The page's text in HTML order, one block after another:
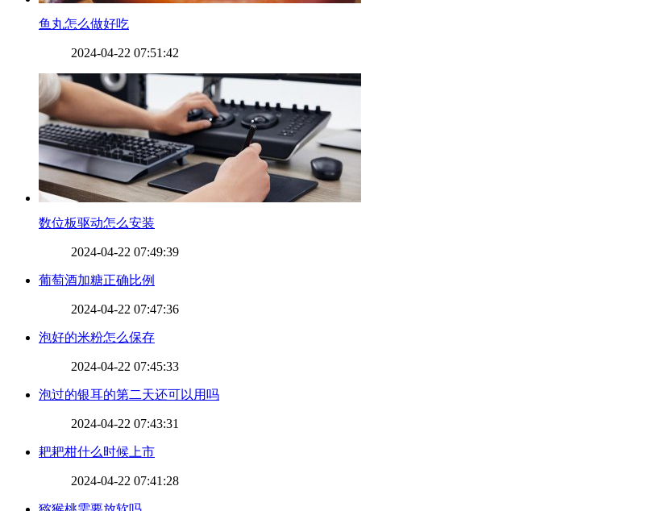
​鱼丸怎么做好吃
2024-04-22 07:51:42
​数位板驱动怎么安装
2024-04-22 07:49:39
​葡萄酒加糖正确比例
2024-04-22 07:47:36
​泡好的米粉怎么保存
2024-04-22 07:45:33
​泡过的银耳的第二天还可以用吗
2024-04-22 07:43:31
​耙耙柑什么时候上市
2024-04-22 07:41:28